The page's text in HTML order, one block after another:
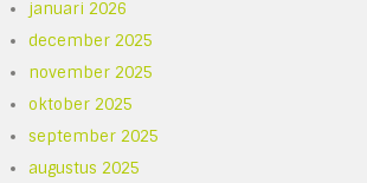
januari 2026
december 2025
november 2025
oktober 2025
september 2025
augustus 2025